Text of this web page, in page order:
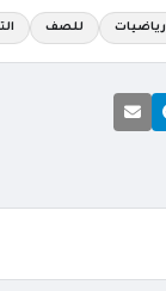
رياضيات للصف